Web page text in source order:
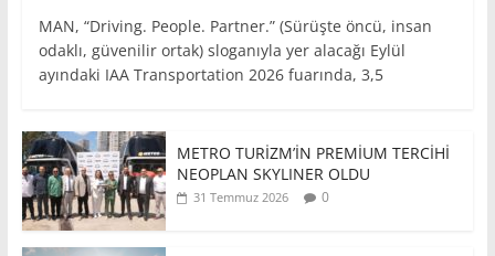
MAN, “Driving. People. Partner.” (Sürüşte öncü, insan
odaklı, güvenilir ortak) sloganıyla yer alacağı Eylül
ayındaki IAA Transportation 2026 fuarında, 3,5
METRO TURİZM’İN PREMİUM TERCİHİ
NEOPLAN SKYLINER OLDU
31 Temmuz 2026 0